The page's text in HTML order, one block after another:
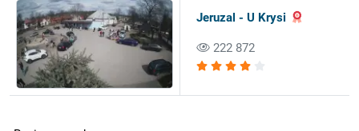
Jeruzal - U Krysi
222 872